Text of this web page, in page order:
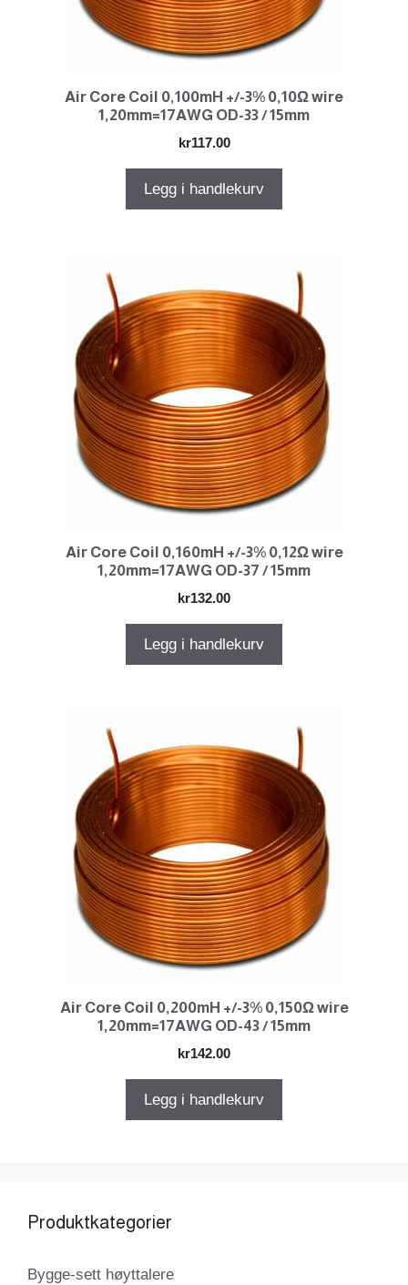
Air Core Coil 0,100mH +/-3% 0,10Ω wire
1,20mm=17AWG OD-33 / 15mm
kr117.00
Legg i handlekurv
Air Core Coil 0,160mH +/-3% 0,12Ω wire
1,20mm=17AWG OD-37 / 15mm
kr132.00
Legg i handlekurv
Air Core Coil 0,200mH +/-3% 0,150Ω wire
1,20mm=17AWG OD-43 / 15mm
kr142.00
Legg i handlekurv
Produktkategorier
Bygge-sett høyttalere